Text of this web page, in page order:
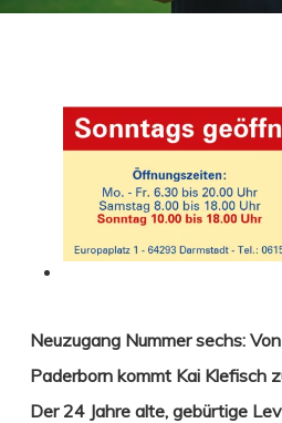
Neuzugang Nummer sechs:
Paderborn kommt Kai Klefisch
Der 24 Jahre alte, gebürtige